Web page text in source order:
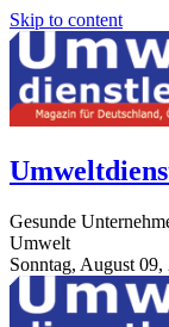
Skip to content
Gesunde
Umwelt
Sonntag, August 09,